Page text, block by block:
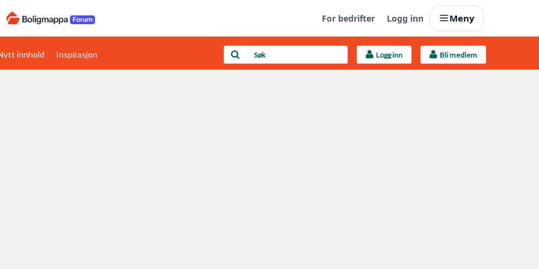
For bedrifter Logg inn Meny
Boligens papirer Last opp selv
innhold Inspirasjon Logg inn Bli medlem